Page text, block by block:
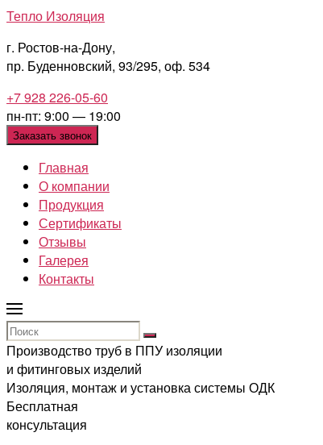
Перейти
содержимому
Тепло Изоляция
г. Ростов-на-Дону,
пр. Буденновский, 93/295, оф. 534
+7 928 226-05-60
пн-пт: 9:00 — 19:00
Заказать звонок
Главная
О компании
Продукция
Сертификаты
Отзывы
Галерея
Контакты
Производство труб в ППУ изоляции
и фитинговых изделий
Изоляция, монтаж и установка системы ОДК
Бесплатная
консультация